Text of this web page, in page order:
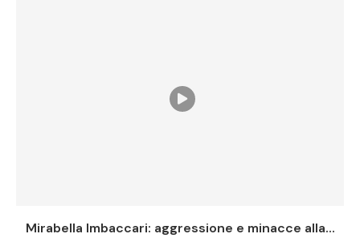
Mirabella Imbaccari: aggressione e minacce alla...